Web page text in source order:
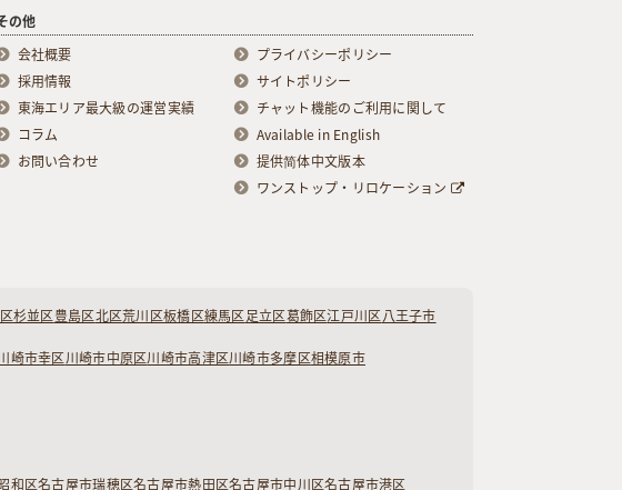
の他
会社概要
採用情報
東海エリア最大級の運営実績
コラム
お問い合わせ
プライバシーポリシー
サイトポリシー
チャット機能のご利用に関して
Available in English
提供简体中文版本
ワンストップ・リロケーション
杉並区豊島区北区荒川区板橋区練馬区足立区葛飾区江戸川区八王子市
崎市幸区川崎市中原区川崎市高津区川崎市多摩区相模原市
和区名古屋市瑞穂区名古屋市熱田区名古屋市中川区名古屋市港区